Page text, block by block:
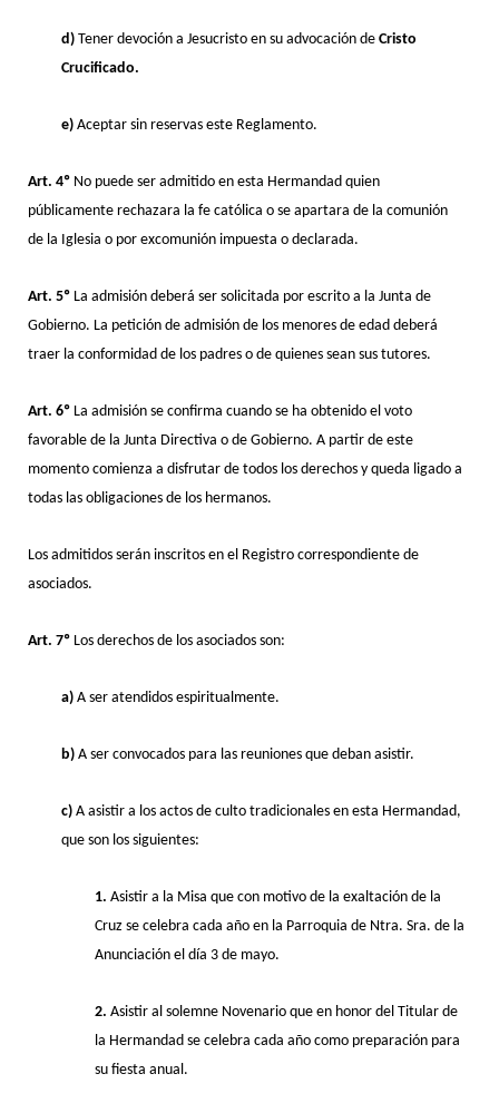
d) Tener devoción a Jesucristo en su advocación de Cristo
Crucificado.
e) Aceptar sin reservas este Reglamento.
Art. 4º No puede ser admitido en esta Hermandad quien
públicamente rechazara la fe católica o se apartara de la comunión
de la Iglesia o por excomunión impuesta o declarada.
Art. 5º La admisión deberá ser solicitada por escrito a la Junta de
Gobierno. La petición de admisión de los menores de edad deberá
traer la conformidad de los padres o de quienes sean sus tutores.
Art. 6º La admisión se confirma cuando se ha obtenido el voto
favorable de la Junta Directiva o de Gobierno. A partir de este
momento comienza a disfrutar de todos los derechos y queda ligado a
todas las obligaciones de los hermanos.
Los admitidos serán inscritos en el Registro correspondiente de
asociados.
Art. 7º Los derechos de los asociados son:
a) A ser atendidos espiritualmente.
b) A ser convocados para las reuniones que deban asistir.
c) A asistir a los actos de culto tradicionales en esta Hermandad,
que son los siguientes:
1. Asistir a la Misa que con motivo de la exaltación de la
Cruz se celebra cada año en la Parroquia de Ntra. Sra. de la
Anunciación el día 3 de mayo.
2. Asistir al solemne Novenario que en honor del Titular de
la Hermandad se celebra cada año como preparación para
su fiesta anual.